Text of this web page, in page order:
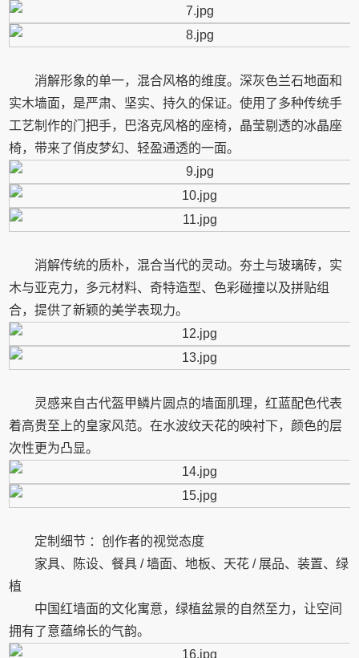
消解形象的单一，混合风格的维度。深灰色兰石地面和
实木墙面，是严肃、坚实、持久的保证。使用了多种传统手
工艺制作的门把手，巴洛克风格的座椅，晶莹剔透的冰晶座
椅，带来了俏皮梦幻、轻盈通透的一面。
消解传统的质朴，混合当代的灵动。夯土与玻璃砖，实
木与亚克力，多元材料、奇特造型、色彩碰撞以及拼贴组
合，提供了新颖的美学表现力。
灵感来自古代盔甲鳞片圆点的墙面肌理，红蓝配色代表
着高贵至上的皇家风范。在水波纹天花的映衬下，颜色的层
次性更为凸显。
定制细节 ：创作者的视觉态度
家具、陈设、餐具 / 墙面、地板、天花 / 展品、装置、绿
植
中国红墙面的文化寓意，绿植盆景的自然至力，让空间
拥有了意蕴绵长的气韵。